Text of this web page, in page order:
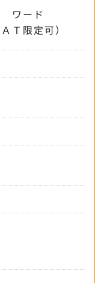
ワード
Ｔ限定可）